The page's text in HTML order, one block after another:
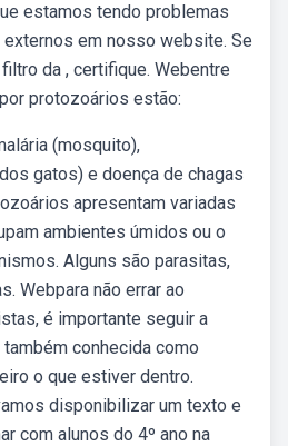
estamos tendo problemas
em nosso website. Se
da , certifique. Webentre
protozoários estão:
(mosquito),
gatos) e doença de chagas
apresentam variadas
ambientes úmidos ou o
Alguns são parasitas,
Webpara não errar ao
é importante seguir a
conhecida como
o que estiver dentro.
disponibilizar um texto e
com alunos do 4º ano na